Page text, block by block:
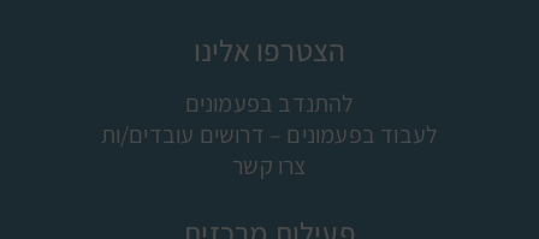
הצטרפו אלינו
להתנדב בפעמונים
לעבוד בפעמונים – דרושים עובדים/ות
צרו קשר